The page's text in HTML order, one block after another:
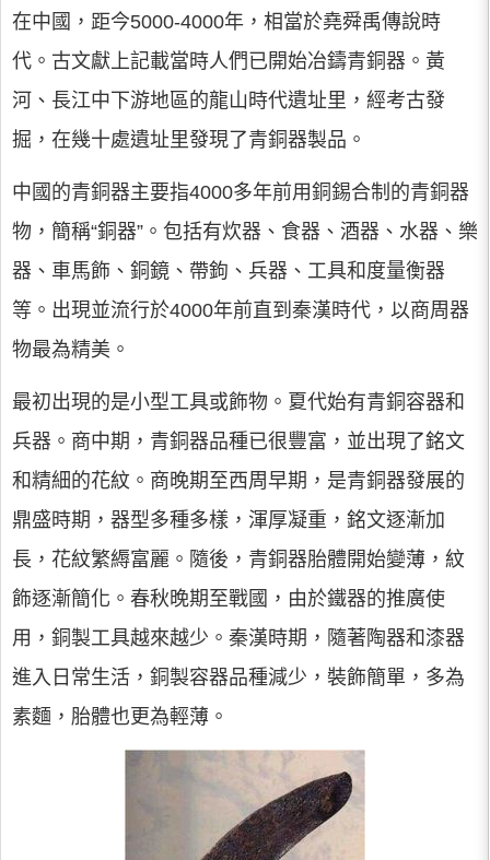
在中國，距今5000-4000年，相當於堯舜禹傳說時
代。古文獻上記載當時人們已開始冶鑄青銅器。黃
河、長江中下游地區的龍山時代遺址里，經考古發
掘，在幾十處遺址里發現了青銅器製品。
中國的青銅器主要指4000多年前用銅錫合制的青銅器
物，簡稱“銅器”。包括有炊器、食器、酒器、水器、樂
器、車馬飾、銅鏡、帶鉤、兵器、工具和度量衡器
等。出現並流行於4000年前直到秦漢時代，以商周器
物最為精美。
最初出現的是小型工具或飾物。夏代始有青銅容器和
兵器。商中期，青銅器品種已很豐富，並出現了銘文
和精細的花紋。商晚期至西周早期，是青銅器發展的
鼎盛時期，器型多種多樣，渾厚凝重，銘文逐漸加
長，花紋繁縟富麗。隨後，青銅器胎體開始變薄，紋
飾逐漸簡化。春秋晚期至戰國，由於鐵器的推廣使
用，銅製工具越來越少。秦漢時期，隨著陶器和漆器
進入日常生活，銅製容器品種減少，裝飾簡單，多為
素麵，胎體也更為輕薄。